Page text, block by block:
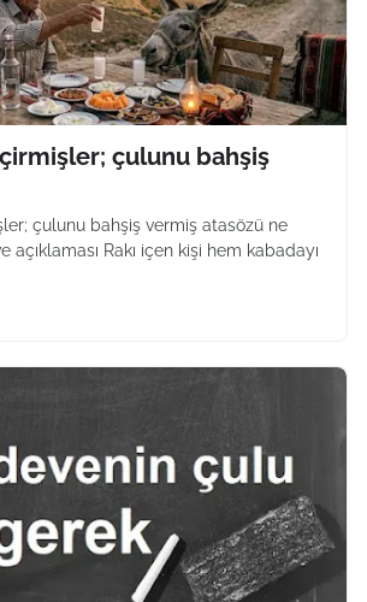
çulunu bahşiş
çulunu bahşiş vermiş atasözü ne
açıklaması Rakı içen kişi hem kabadayı